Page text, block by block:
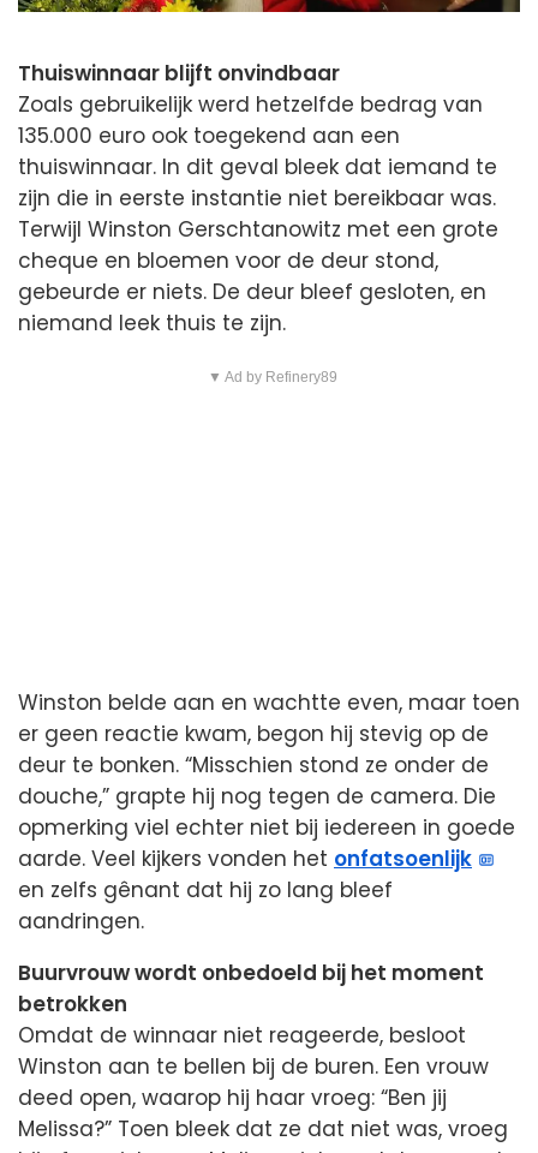
Thuiswinnaar blijft onvindbaar
Zoals gebruikelijk werd hetzelfde bedrag van
135.000 euro ook toegekend aan een
thuiswinnaar. In dit geval bleek dat iemand te
zijn die in eerste instantie niet bereikbaar was.
Terwijl Winston Gerschtanowitz met een grote
cheque en bloemen voor de deur stond,
gebeurde er niets. De deur bleef gesloten, en
niemand leek thuis te zijn.
▼ Ad by Refinery89
Winston belde aan en wachtte even, maar toen
er geen reactie kwam, begon hij stevig op de
deur te bonken. “Misschien stond ze onder de
douche,” grapte hij nog tegen de camera. Die
opmerking viel echter niet bij iedereen in goede
aarde. Veel kijkers vonden het onfatsoenlijk
en zelfs gênant dat hij zo lang bleef
aandringen.
Buurvrouw wordt onbedoeld bij het moment
betrokken
Omdat de winnaar niet reageerde, besloot
Winston aan te bellen bij de buren. Een vrouw
deed open, waarop hij haar vroeg: “Ben jij
Melissa?” Toen bleek dat ze dat niet was, vroeg